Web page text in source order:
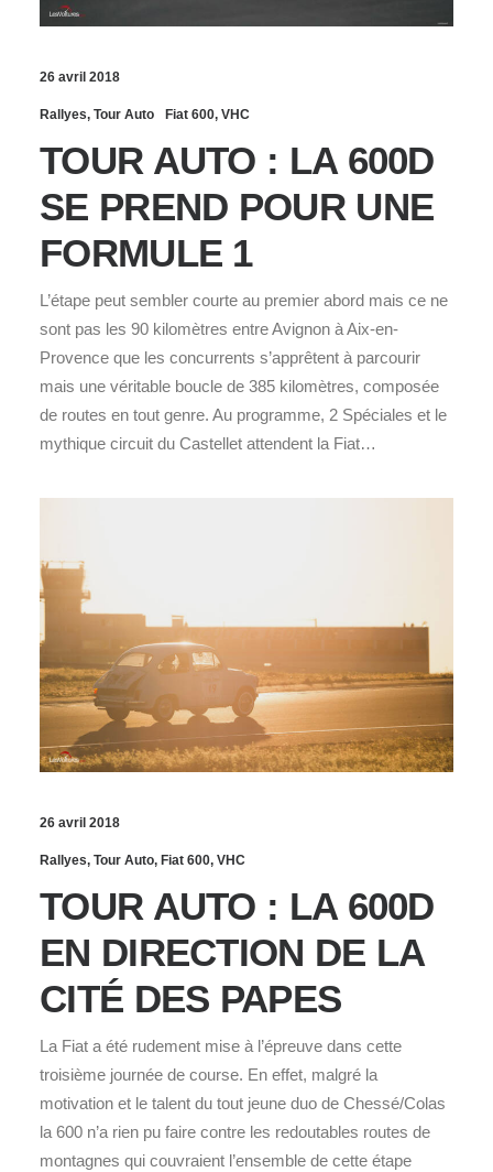
26 avril 2018
Rallyes, Tour Auto Fiat 600, VHC
TOUR AUTO : LA 600D
SE PREND POUR UNE
FORMULE 1
L’étape peut sembler courte au premier abord mais ce ne
sont pas les 90 kilomètres entre Avignon à Aix-en-
Provence que les concurrents s’apprêtent à parcourir
mais une véritable boucle de 385 kilomètres, composée
de routes en tout genre. Au programme, 2 Spéciales et le
mythique circuit du Castellet attendent la Fiat…
26 avril 2018
Rallyes, Tour Auto, Fiat 600, VHC
TOUR AUTO : LA 600D
EN DIRECTION DE LA
CITÉ DES PAPES
La Fiat a été rudement mise à l’épreuve dans cette
troisième journée de course. En effet, malgré la
motivation et le talent du tout jeune duo de Chessé/Colas
la 600 n’a rien pu faire contre les redoutables routes de
montagnes qui couvraient l’ensemble de cette étape